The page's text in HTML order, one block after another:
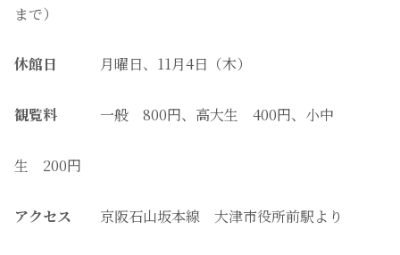
まで）
休館日 月曜日、11月4日（木）
観覧料 一般 800円、高大生 400円、小中
生 200円
アクセス 京阪石山坂本線 大津市役所前駅より